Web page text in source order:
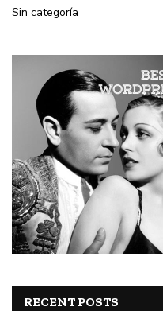
Sin categoría
RECENT POSTS